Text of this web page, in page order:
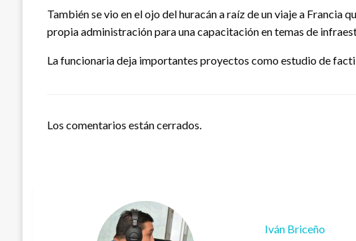
También se vio en el ojo del huracán a raíz de un viaje a
propia administración para una capacitación en temas de
La funcionaria deja importantes proyectos como estudio de
Los comentarios están cerrados.
Iván Briceño